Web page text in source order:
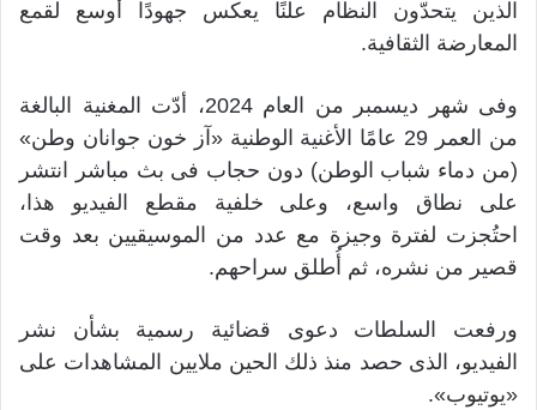
الذين يتحدّون النظام علنًا يعكس جهودًا أوسع لقمع
المعارضة الثقافية.
وفى شهر ديسمبر من العام 2024، أدّت المغنية البالغة
من العمر 29 عامًا الأغنية الوطنية «آز خون جوانان وطن»
(من دماء شباب الوطن) دون حجاب فى بث مباشر انتشر
على نطاق واسع، وعلى خلفية مقطع الفيديو هذا،
احتُجزت لفترة وجيزة مع عدد من الموسيقيين بعد وقت
قصير من نشره، ثم أُطلق سراحهم.
ورفعت السلطات دعوى قضائية رسمية بشأن نشر
الفيديو، الذى حصد منذ ذلك الحين ملايين المشاهدات على
«يوتيوب».